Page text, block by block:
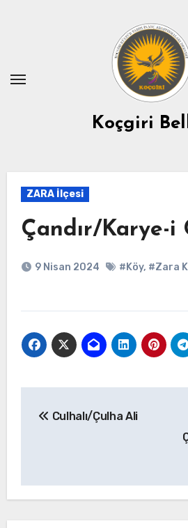
Koçgiri
ZARA İlçesi
Çandır/Karye-i
9 Nisan 2024 #Köy, #Zara
gezinmesi
Culhalı/Çulha Ali